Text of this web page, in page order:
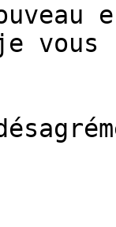
vous